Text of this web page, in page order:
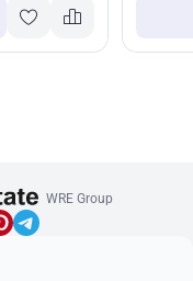
WRE Group